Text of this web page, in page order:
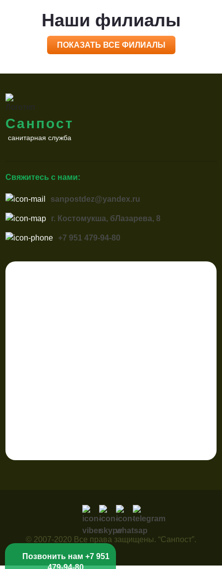
Наши филиалы
ПОКАЗАТЬ ВСЕ ФИЛИАЛЫ
Санпост
санитарная служба
Свяжитесь с нами:
sanpostdez@yandex.ru
г. Костомукша, бЛазарева, 8
+7 951 479-94-80
Позвонить нам +7 951
479-94-80
© 2007-2020 Все права защищены. “Санпост”.